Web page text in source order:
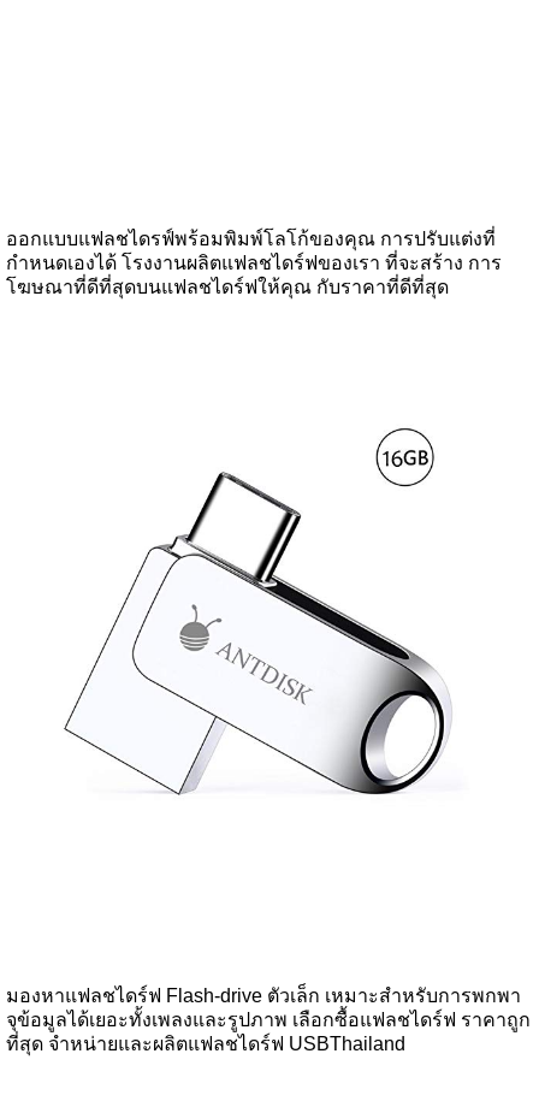
ออกแบบแฟลชไดรฟ์พร้อมพิมพ์โลโก้ของคุณ การปรับแต่งที่
กำหนดเองได้ โรงงานผลิตแฟลชไดร์ฟของเรา ที่จะสร้าง การ
โฆษณาที่ดีที่สุดบนแฟลชไดร์ฟให้คุณ กับราคาที่ดีที่สุด
มองหาแฟลชไดร์ฟ Flash-drive ตัวเล็ก เหมาะสำหรับการพกพา
จุข้อมูลได้เยอะทั้งเพลงและรูปภาพ เลือกซื้อแฟลชไดร์ฟ ราคาถูก
ที่สุด จำหน่ายและผลิตแฟลชไดร์ฟ USBThailand